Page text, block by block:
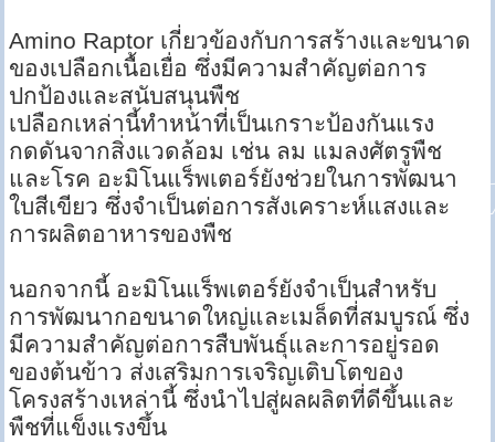
Amino Raptor เกี่ยวข้องกับการสร้างและขนาด
ของเปลือกเนื้อเยื่อ ซึ่งมีความสำคัญต่อการ
ปกป้องและสนับสนุนพืช
เปลือกเหล่านี้ทำหน้าที่เป็นเกราะป้องกันแรง
กดดันจากสิ่งแวดล้อม เช่น ลม แมลงศัตรูพืช
และโรค อะมิโนแร็พเตอร์ยังช่วยในการพัฒนา
ใบสีเขียว ซึ่งจำเป็นต่อการสังเคราะห์แสงและ
การผลิตอาหารของพืช
นอกจากนี้ อะมิโนแร็พเตอร์ยังจำเป็นสำหรับ
การพัฒนากอขนาดใหญ่และเมล็ดที่สมบูรณ์ ซึ่ง
มีความสำคัญต่อการสืบพันธุ์และการอยู่รอด
ของต้นข้าว ส่งเสริมการเจริญเติบโตของ
โครงสร้างเหล่านี้ ซึ่งนำไปสู่ผลผลิตที่ดีขึ้นและ
พืชที่แข็งแรงขึ้น